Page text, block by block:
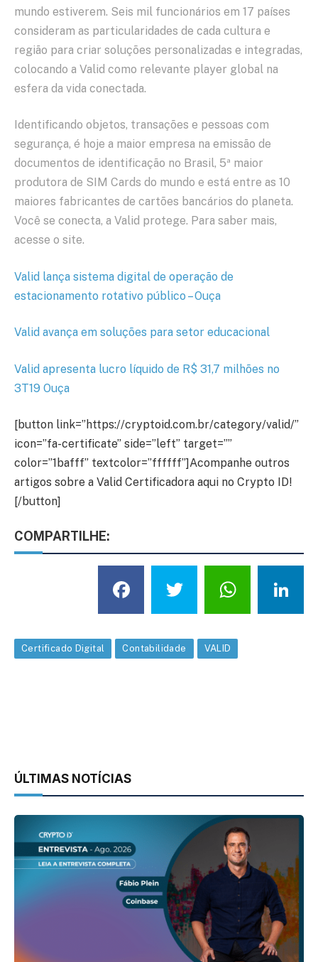
mundo estiverem. Seis mil funcionários em 17 países
consideram as particularidades de cada cultura e
região para criar soluções personalizadas e integradas,
colocando a Valid como relevante player global na
esfera da vida conectada.
Identificando objetos, transações e pessoas com
segurança, é hoje a maior empresa na emissão de
documentos de identificação no Brasil, 5ª maior
produtora de SIM Cards do mundo e está entre as 10
maiores fabricantes de cartões bancários do planeta.
Você se conecta, a Valid protege. Para saber mais,
acesse o site.
Valid lança sistema digital de operação de
estacionamento rotativo público – Ouça
Valid avança em soluções para setor educacional
Valid apresenta lucro líquido de R$ 31,7 milhões no
3T19 Ouça
[button link=”https://cryptoid.com.br/category/valid/”
icon=”fa-certificate” side=”left” target=””
color=”1bafff” textcolor=”ffffff”]Acompanhe outros
artigos sobre a Valid Certificadora aqui no Crypto ID!
[/button]
COMPARTILHE:
Facebook
Twitter
Certificado Digital Contabilidade VALID
ÚLTIMAS NOTÍCIAS